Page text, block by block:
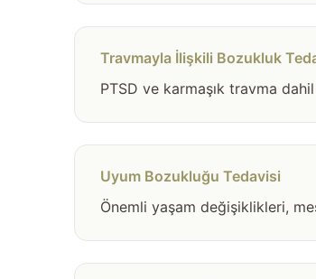
Travmayla İlişkili Bozukluk
PTSD ve karmaşık travma
Uyum Bozukluğu Tedavisi
Önemli yaşam değişiklikleri,